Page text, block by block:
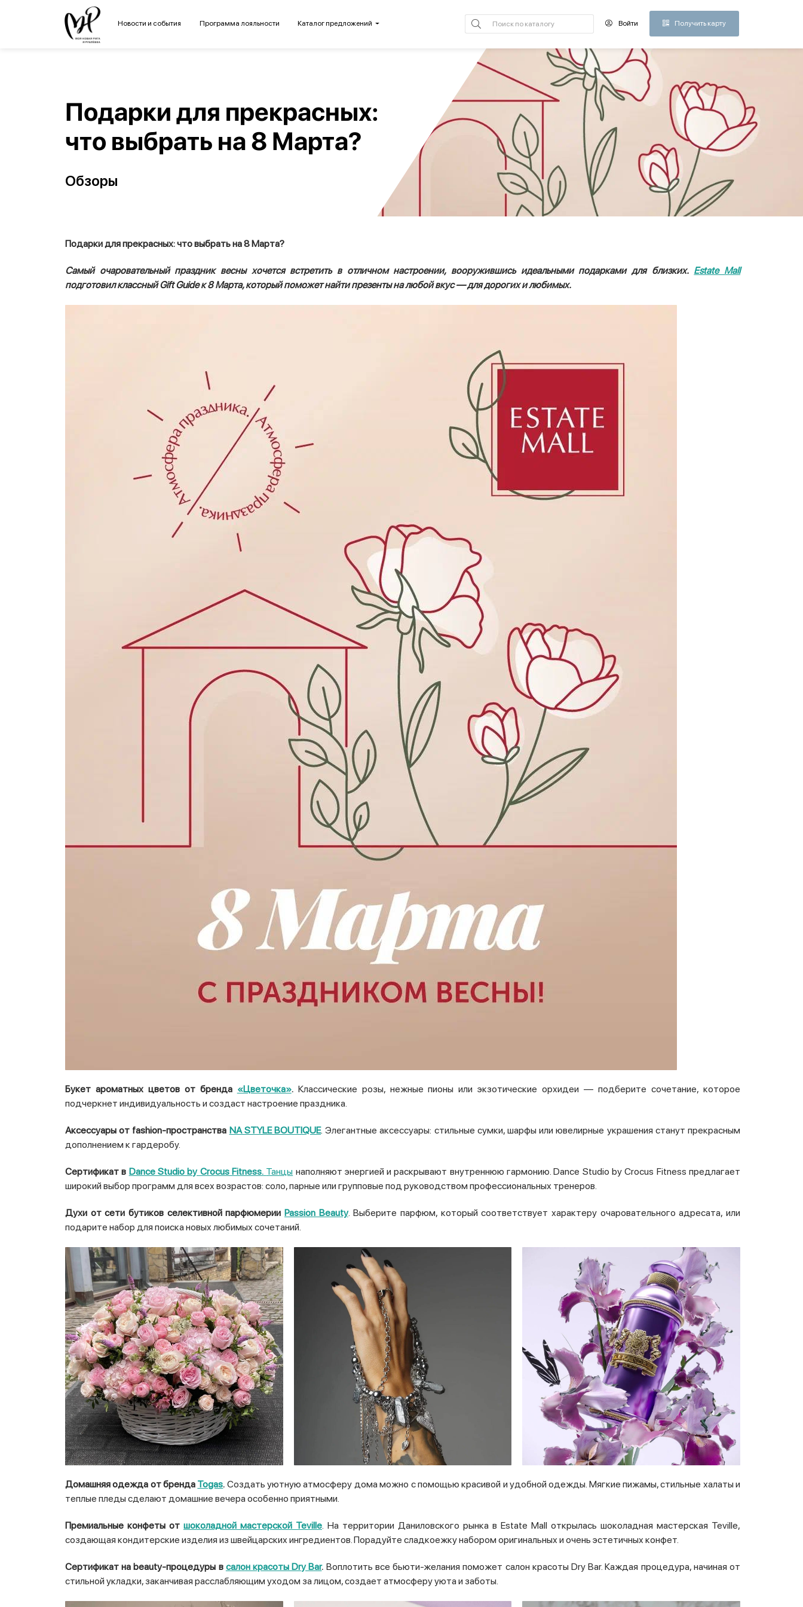
Войти Получить карту
Новости и события Программа лояльности Каталог предложений
Подарки для прекрасных:
что выбрать на 8 Марта?
Обзоры
Подарки для прекрасных: что выбрать на 8 Марта?
Самый очаровательный праздник весны хочется встретить в отличном настроении, вооружившись идеальными подарками для близких. Estate Mall
подготовил классный Gift Guide к 8 Марта, который поможет найти презенты на любой вкус — для дорогих и любимых.
Букет ароматных цветов от бренда «Цветочка».Классические розы, нежные пионы или экзотические орхидеи — подберите сочетание, которое
подчеркнет индивидуальность и создаст настроение праздника.
Аксессуары от fashion-пространства NA STYLE BOUTIQUE. Элегантные аксессуары: стильные сумки, шарфы или ювелирные украшения станут прекрасным
дополнением к гардеробу.
Сертификат в Dance Studio by Crocus Fitness. Танцы наполняют энергией и раскрывают внутреннюю гармонию. Dance Studio by Crocus Fitness предлагает
широкий выбор программ для всех возрастов: соло, парные или групповые под руководством профессиональных тренеров.
Духи от сети бутиков селективной парфюмерии Passion Beauty. Выберите парфюм, который соответствует характеру очаровательного адресата, или
подарите набор для поиска новых любимых сочетаний.
Домашняя одежда от бренда Togas. Создать уютную атмосферу дома можно с помощью красивой и удобной одежды. Мягкие пижамы, стильные халаты и
теплые пледы сделают домашние вечера особенно приятными.
Премиальные конфеты от шоколадной мастерской Teville . На территории Даниловского рынка в Estate Mall открылась шоколадная мастерская Teville,
создающая кондитерские изделия из швейцарских ингредиентов. Порадуйте сладкоежку набором оригинальных и очень эстетичных конфет.
Сертификат на beauty-процедуры в салон красоты Dry Bar. Воплотить все бьюти-желания поможет салон красоты Dry Bar. Каждая процедура, начиная от
стильной укладки, заканчивая расслабляющим уходом за лицом, создает атмосферу уюта и заботы.